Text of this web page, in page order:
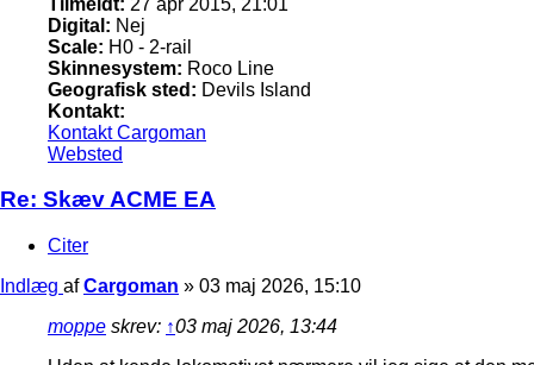
Digital: Nej
Scale: H0 - 2-rail
Skinnesystem: Roco Line
Geografisk sted: Devils Island
Kontakt:
Kontakt Cargoman
Websted
Re: Skæv ACME EA
Citer
Indlæg afCargoman » 03 maj 2026, 15:10
moppe skrev: ↑03 maj 2026, 13:44